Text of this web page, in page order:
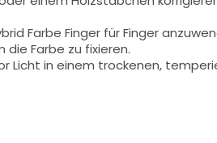
Farbe Finger für Finger
die Farbe zu fixieren.
Licht in einem trockenen,